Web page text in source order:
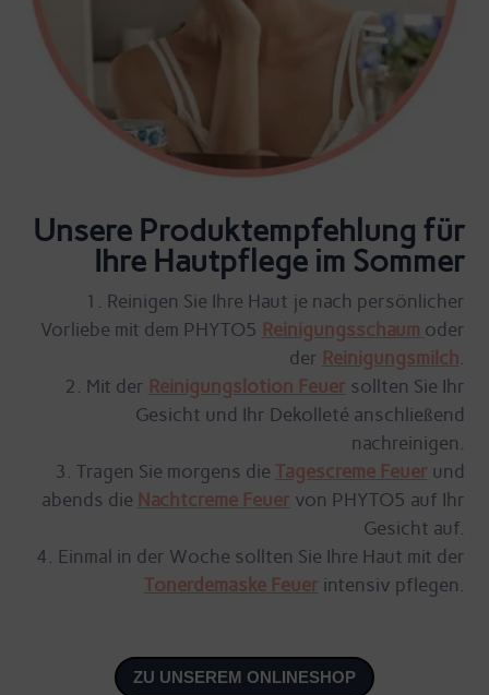
Unsere Produktempfehlung für
Ihre Hautpflege im Sommer
Reinigen Sie Ihre Haut je nach persönlicher
Vorliebe mit dem PHYTO5 Reinigungsschaum oder
der Reinigungsmilch
Mit der Reinigungslotion Feuer sollten Sie Ihr
Gesicht und Ihr Dekolleté anschließend
nachreinigen.
Tragen Sie morgens die Tagescreme Feuer und
abends die Nachtcreme Feuer von PHYTO5 auf Ihr
Gesicht auf.
Einmal in der Woche sollten Sie Ihre Haut mit der
Tonerdemaske Feuer intensiv pflegen.
ZU UNSEREM ONLINESHOP